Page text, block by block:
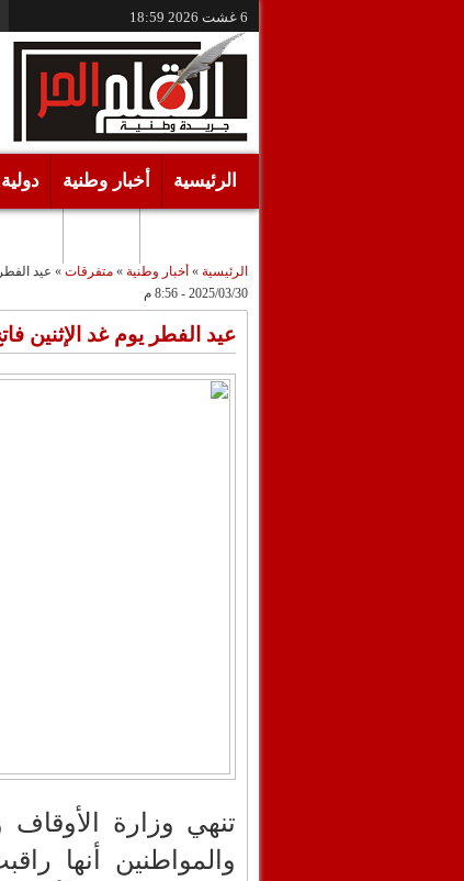
6 غشت 2026 18:59
الرئيسية أخبار وطنية دولية
الرئيسية » أخبار وطنية» متفرقات» عيد الفطر يوم
2025/03/30 - 8:56 م
عيد الفطر يوم غد الإثنين فاتح شوال 1446هـ:
تنهي وزارة الأوقاف